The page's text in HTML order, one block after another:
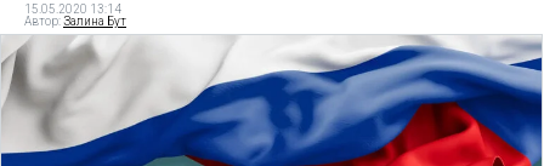
15.05.2020 13:14
Автор:Залина Бут